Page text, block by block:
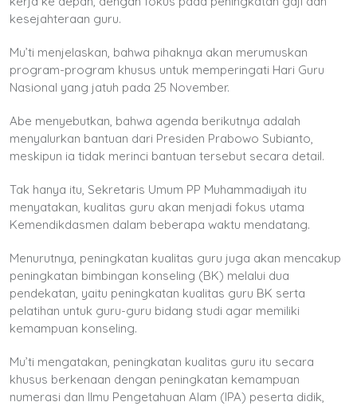
kesejahteraan guru.
Mu’ti menjelaskan, bahwa pihaknya akan merumuskan
program-program khusus untuk memperingati Hari Guru
Nasional yang jatuh pada 25 November.
Abe menyebutkan, bahwa agenda berikutnya adalah
menyalurkan bantuan dari Presiden Prabowo Subianto,
meskipun ia tidak merinci bantuan tersebut secara detail.
Tak hanya itu, Sekretaris Umum PP Muhammadiyah itu
menyatakan, kualitas guru akan menjadi fokus utama
Kemendikdasmen dalam beberapa waktu mendatang.
Menurutnya, peningkatan kualitas guru juga akan mencakup
peningkatan bimbingan konseling (BK) melalui dua
pendekatan, yaitu peningkatan kualitas guru BK serta
pelatihan untuk guru-guru bidang studi agar memiliki
kemampuan konseling.
Mu’ti mengatakan, peningkatan kualitas guru itu secara
khusus berkenaan dengan peningkatan kemampuan
numerasi dan Ilmu Pengetahuan Alam (IPA) peserta didik,